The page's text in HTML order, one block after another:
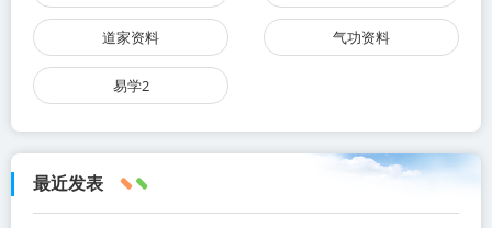
道家资料 气功资料
易学2
最近发表